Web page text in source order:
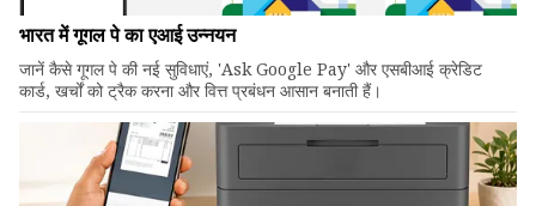
भारत में गूगल पे का एआई उन्नयन
जानें कैसे गूगल पे की नई सुविधाएं, 'Ask Google Pay' और एसबीआई क्रेडिट
कार्ड, खर्चों को ट्रैक करना और वित्त प्रबंधन आसान बनाती हैं।